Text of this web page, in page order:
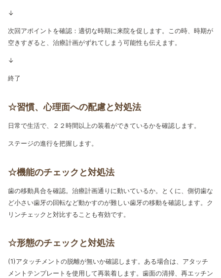
↓
次回アポイントを確認：適切な時期に来院を促します。この時、時期が
空きすぎると、治療計画がずれてしまう可能性も伝えます。
↓
終了
☆習慣、心理面への配慮と対処法
日常で生活で、２２時間以上の装着ができているかを確認します。
ステージの進行を把握します。
☆機能のチェックと対処法
歯の移動具合を確認。治療計画通りに動いているか。とくに、側切歯な
ど小さい歯牙の回転など動かすのが難しい歯牙の移動を確認します。ク
リンチェックと対比することも有効です。
☆形態のチェックと対処法
(1)アタッチメントの脱離が無いか確認します。ある場合は、アタッチ
メントテンプレートを使用して再装着します。歯面の清掃、再エッチン